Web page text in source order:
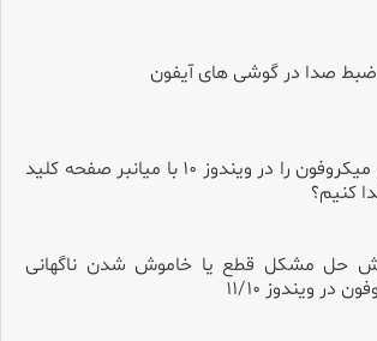
صدا در گوشی های آیفون
چطور میکروفون را در ویندوز ۱۰ با میانبر صفحه کلید
کنیم؟
حل مشکل قطع یا خاموش شدن ناگهانی
در ویندوز ۱۱/۱۰